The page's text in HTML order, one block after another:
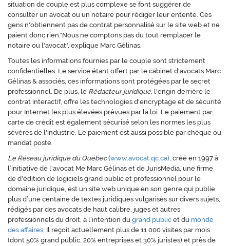
situation de couple est plus complexe se font suggérer de
consulter un avocat ou un notaire pour rédiger leur entente. Ces
gens n'obtiennent pas de contrat personnalisé sur le site web et ne
paient donc rien."Nous ne comptons pas du tout remplacer le
notaire ou l'avocat", explique Marc Gélinas.
Toutes les informations fournies par le couple sont strictement
confidentielles. Le service étant offert par le cabinet d'avocats Marc
Gélinas & associés, ces informations sont protégées par le secret
professionnel. De plus, le Rédacteur juridique, l'engin derrière le
contrat interactif, offre les technologies d'encryptage et de sécurité
pour Internet les plus élevées prévues par la loi. Le paiement par
carte de crédit est également sécurisé selon les normes les plus
sévères de l'industrie. Le paiement est aussi possible par chèque ou
mandat poste.
Le Réseau juridique du Québec(www.avocat.qc.ca), créé en 1997 à
l’initiative de l'avocat Me Marc Gélinas et de JurisMedia, une firme
de d'édition de logiciels grand public et professionnel pour le
domaine juridique, est un site web unique en son genre qui publie
plus d’une centaine de textes juridiques vulgarisés sur divers sujets,
rédigés par des avocats de haut calibre, juges et autres
professionnels du droit, à l’intention du grand public et du monde
des affaires. Il reçoit actuellement plus de 11 000 visites par mois
(dont 50% grand public, 20% entreprises et 30% juristes) et près de